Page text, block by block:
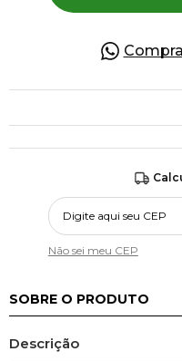
Não sei meu CEP
SOBRE O PRODUTO
Descrição